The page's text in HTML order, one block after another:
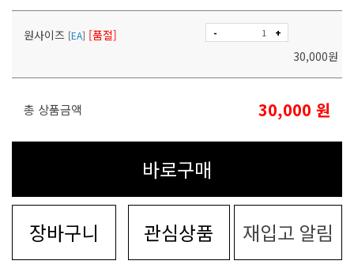
원사이즈 [EA] [품절] - +
30,000원
총 상품금액 30,000 원
바로구매
장바구니 관심상품 재입고 알림